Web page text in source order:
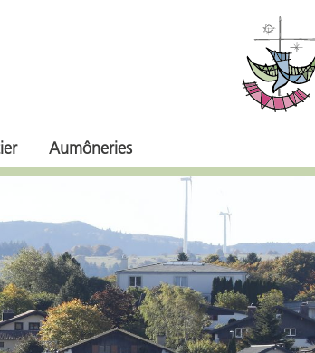
Aumôneries